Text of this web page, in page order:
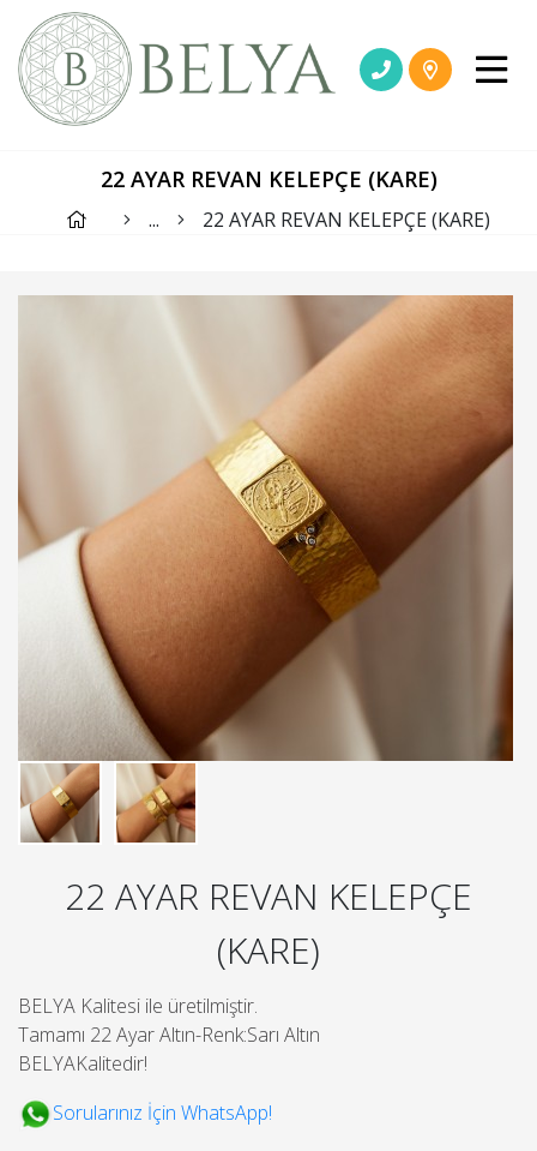
22 AYAR REVAN KELEPÇE (KARE)
... 22 AYAR REVAN KELEPÇE (KARE)
22 AYAR REVAN KELEPÇE
(KARE)
BELYA Kalitesi ile üretilmiştir.
Tamamı 22 Ayar Altın-Renk:Sarı Altın
BELYAKalitedir!
Sorularınız İçin WhatsApp!